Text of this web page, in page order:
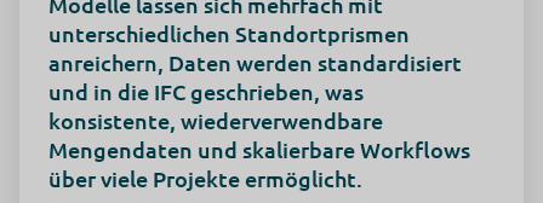
unterschiedlichen Standortprismen
anreichern, Daten werden standardisiert
und in die IFC geschrieben, was
konsistente, wiederverwendbare
Mengendaten und skalierbare Workflows
über viele Projekte ermöglicht.